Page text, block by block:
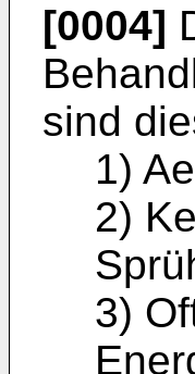
[0004]
sind
1)
2)
3)